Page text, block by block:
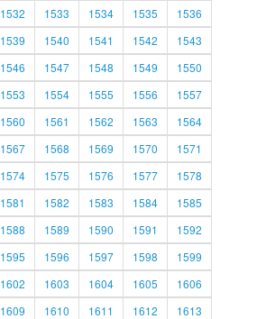
1532 1533 1534 1535
1536
1539 1540 1541 1542
1543
1546 1547 1548 1549
1550
1553 1554 1555 1556
1557
1560 1561 1562 1563
1564
1567 1568 1569 1570
1571
1574 1575 1576 1577
1578
1581 1582 1583 1584
1585
1588 1589 1590 1591
1592
1595 1596 1597 1598
1599
1602 1603 1604 1605
1606
1609 1610 1611 1612
1613